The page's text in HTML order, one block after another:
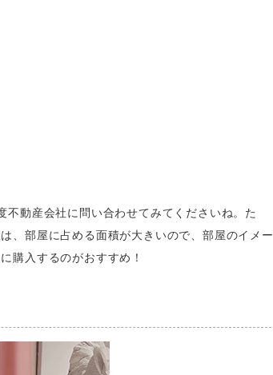
動産会社に問い合わせてみてくださいね。た
、部屋に占める面積が大きいので、部屋のイメー
購入するのがおすすめ！